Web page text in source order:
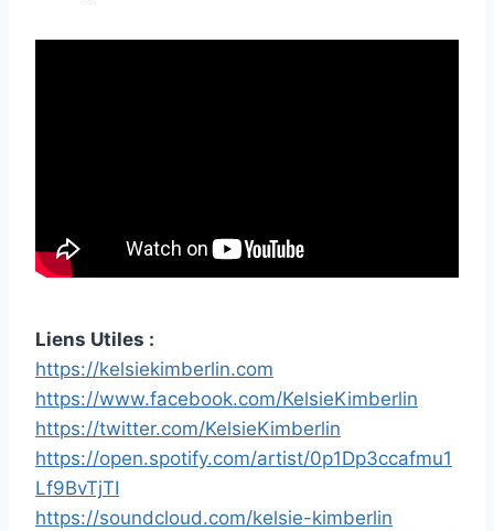
Liens Utiles :
https://kelsiekimberlin.com
https://www.facebook.com/KelsieKimberlin
https://twitter.com/KelsieKimberlin
https://open.spotify.com/artist/0p1Dp3ccafmu1
Lf9BvTjTI
https://soundcloud.com/kelsie-kimberlin